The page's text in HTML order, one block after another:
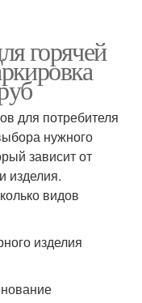
горячей
для потребителя
нужного
зависит от
изделия.
видов
изделия